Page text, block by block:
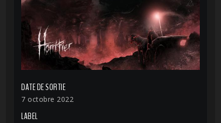
DATE DE SORTIE
7 octobre 2022
LABEL